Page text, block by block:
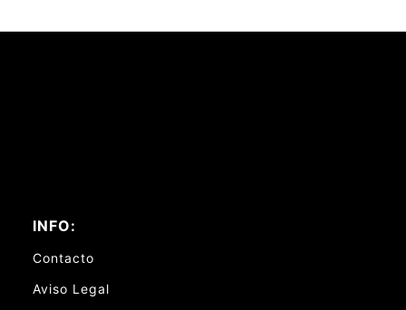
INFO:
Contacto
Aviso Legal